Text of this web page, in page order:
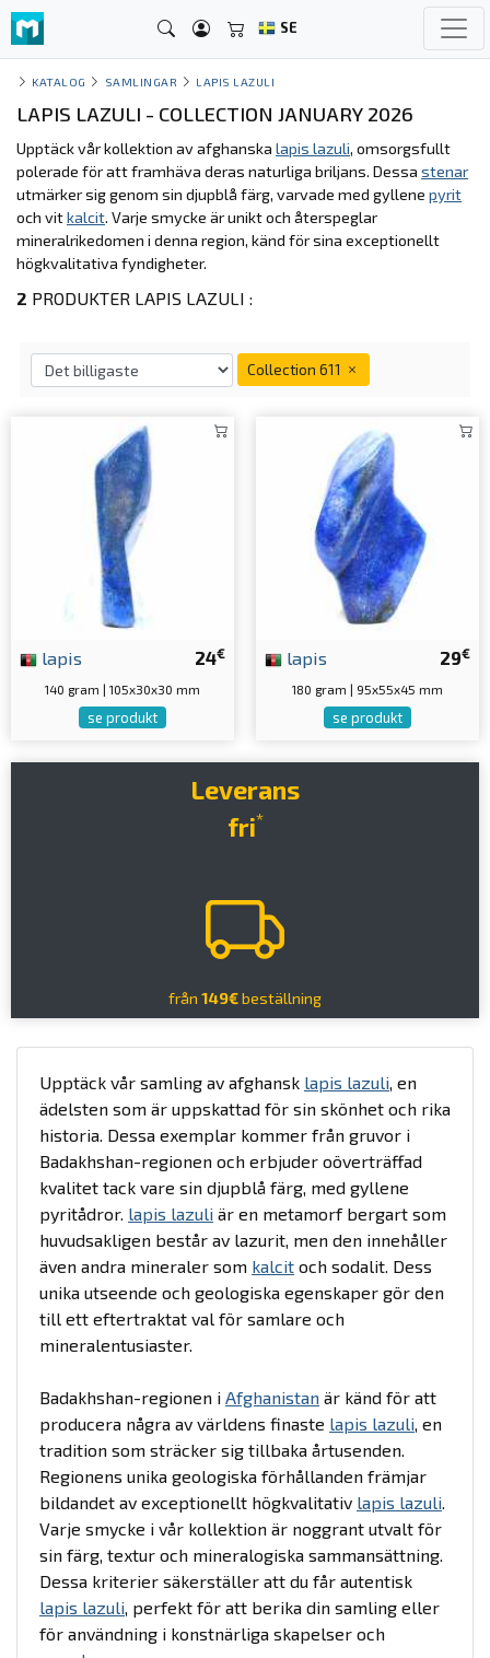
SE
KATALOG SAMLINGAR LAPIS LAZULI
LAPIS LAZULI - COLLECTION JANUARY 2026
Upptäck vår kollektion av afghanska lapis lazuli, omsorgsfullt
polerade för att framhäva deras naturliga briljans. Dessa stenar
utmärker sig genom sin djupblå färg, varvade med gyllene pyrit
och vitkalcit. Varje smycke är unikt och återspeglar
mineralrikedomen i denna region, känd för sina exceptionellt
högkvalitativa fyndigheter.
2 PRODUKTER LAPIS LAZULI :
Collection 611
24€
lapis
140 gram | 105x30x30 mm
se produkt
29€
lapis
180 gram | 95x55x45 mm
se produkt
Leverans
fri*
från 149€beställning
Upptäck vår samling av afghansk lapis lazuli, en
ädelsten som är uppskattad för sin skönhet och rika
historia. Dessa exemplar kommer från gruvor i
Badakhshan-regionen och erbjuder oöverträffad
kvalitet tack vare sin djupblå färg, med gyllene
pyritådror. lapis lazuli är en metamorf bergart som
huvudsakligen består av lazurit, men den innehåller
även andra mineraler som kalcit och sodalit. Dess
unika utseende och geologiska egenskaper gör den
till ett eftertraktat val för samlare och
mineralentusiaster.
Badakhshan-regionen i Afghanistan är känd för att
producera några av världens finaste lapis lazuli, en
tradition som sträcker sig tillbaka årtusenden.
Regionens unika geologiska förhållanden främjar
bildandet av exceptionellt högkvalitativ lapis lazuli.
Varje smycke i vår kollektion är noggrant utvalt för
sin färg, textur och mineralogiska sammansättning.
Dessa kriterier säkerställer att du får autentisk
lapis lazuli, perfekt för att berika din samling eller
för användning i konstnärliga skapelser och